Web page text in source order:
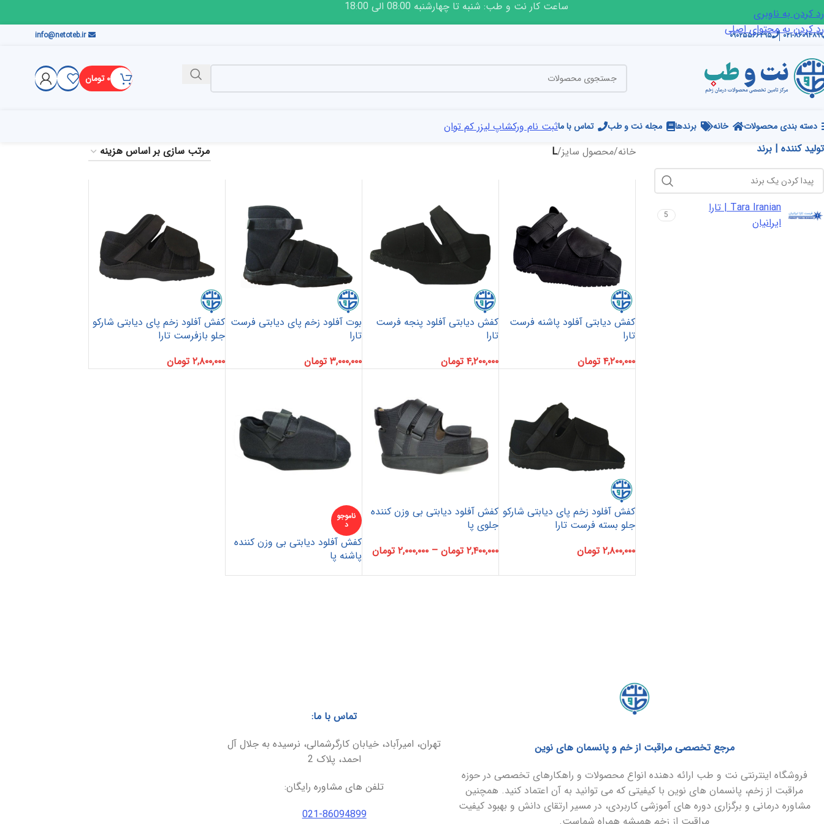
رد کردن به ناوبری
رد کردن به محتوای اصلی
ساعت کار نت و طب: شنبه تا چهارشنبه 08:00 الی 18:00
۰۲۱-۸۶۰۹۴۸۹۹ ۰۹۰۲۵۵۶۶۴۹۵ info@netoteb.ir
۰ تومان
دسته بندی محصولات خانه برندها مجله نت و طب تماس با ماثبت نام ورکشاپ لیزر کم توان
تولید کننده | برند
Tara Iranian | تارا
ایرانیان
5
خانه/محصول سایز/
L
کفش دیابتی آفلود پاشنه فرست
تارا
۴,۲۰۰,۰۰۰ تومان
کفش دیابتی آفلود پنجه فرست
تارا
۴,۲۰۰,۰۰۰ تومان
بوت آفلود زخم پای دیابتی فرست
تارا
۳,۰۰۰,۰۰۰ تومان
کفش آفلود زخم پای دیابتی شارکو
جلو بازفرست تارا
۲,۸۰۰,۰۰۰ تومان
کفش آفلود زخم پای دیابتی شارکو
جلو بسته فرست تارا
۲,۸۰۰,۰۰۰ تومان
کفش آفلود دیابتی بی وزن کننده
جلوی پا
۲,۴۰۰,۰۰۰ تومان – ۲,۰۰۰,۰۰۰ تومان
ناموجو
د
کفش آفلود دیابتی بی وزن کننده
پاشنه پا
مرجع تخصصی مراقبت از خم و پانسمان های نوین
فروشگاه اینترنتی نت و طب ارائه دهنده انواع محصولات و راهکارهای تخصصی در حوزه
مراقبت از زخم، پانسمان های نوین با کیفیتی که می توانید به آن اعتماد کنید. همچنین
مشاوره درمانی و برگزاری دوره های آموزشی کاربردی، در مسیر ارتقای دانش و بهبود کیفیت
تماس با ما:
تهران، امیرآباد، خیابان کارگرشمالی، نرسیده به جلال آل
احمد، پلاک 2
تلفن های مشاوره رایگان:
021-86094899